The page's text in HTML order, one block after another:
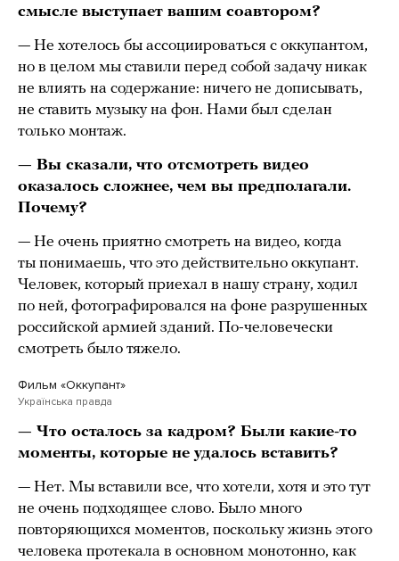
смысле выступает вашим соавтором?
— Не хотелось бы ассоциироваться с оккупантом,
но в целом мы ставили перед собой задачу никак
не влиять на содержание: ничего не дописывать,
не ставить музыку на фон. Нами был сделан
только монтаж.
— Вы сказали, что отсмотреть видео
оказалось сложнее, чем вы предполагали.
Почему?
— Не очень приятно смотреть на видео, когда
ты понимаешь, что это действительно оккупант.
Человек, который приехал в нашу страну, ходил
по ней, фотографировался на фоне разрушенных
российской армией зданий. По-человечески
смотреть было тяжело.
Фильм «Оккупант»
Українська правда
— Что осталось за кадром? Были какие-то
моменты, которые не удалось вставить?
— Нет. Мы вставили все, что хотели, хотя и это тут
не очень подходящее слово. Было много
повторяющихся моментов, поскольку жизнь этого
человека протекала в основном монотонно, как